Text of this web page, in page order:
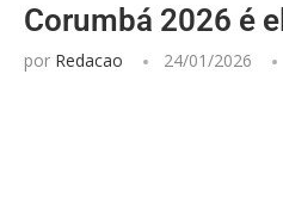
Corumbá 2026 é
por Redacao 24/01/2026